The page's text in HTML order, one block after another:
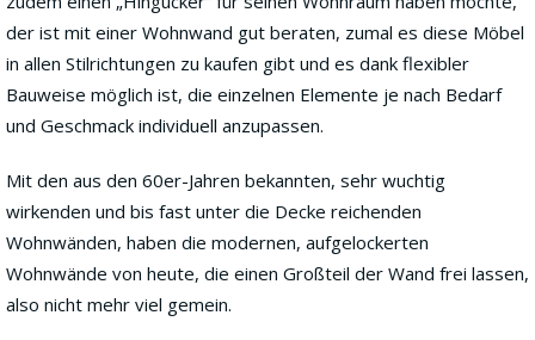
der ist mit einer Wohnwand gut beraten, zumal es diese Möbel
in allen Stilrichtungen zu kaufen gibt und es dank flexibler
Bauweise möglich ist, die einzelnen Elemente je nach Bedarf
und Geschmack individuell anzupassen.
Mit den aus den 60er-Jahren bekannten, sehr wuchtig
wirkenden und bis fast unter die Decke reichenden
Wohnwänden, haben die modernen, aufgelockerten
Wohnwände von heute, die einen Großteil der Wand frei lassen,
also nicht mehr viel gemein.